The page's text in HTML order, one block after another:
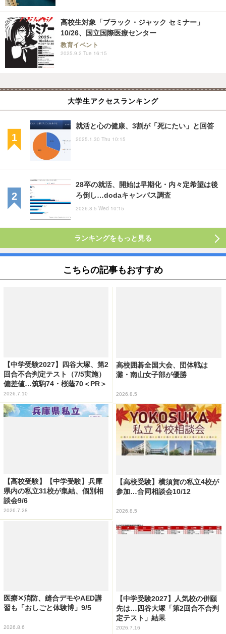
高校生対象「ブラック・ジャック セミナー」
10/26、国立国際医療センター
教育イベント
2025.9.2 Tue 16:15
大学生アクセスランキング
就活と心の健康、3割が「死にたい」と回答
2025.1.30 Thu 10:15
28卒の就活、開始は早期化・内々定希望は後
ろ倒し…dodaキャンパス調査
2026.8.5 Wed 10:15
ランキングをもっと見る
こちらの記事もおすすめ
【中学受験2027】四谷大塚、第2
回合不合判定テスト（7/5実施）
偏差値…筑駒74・桜蔭70＜PR＞
2026.7.10
高校囲碁全国大会、団体戦は
灘・南山女子部が優勝
2026.8.5
【高校受験】【中学受験】兵庫
県内の私立31校が集結、個別相
談会9/6
2026.7.28
【高校受験】横須賀の私立4校が
参加…合同相談会10/12
2026.8.5
医療✕消防、縫合デモやAED講
習も「おしごと体験博」9/5
2026.8.6
【中学受験2027】人気校の併願
先は…四谷大塚「第2回合不合判
定テスト」結果
2026.7.16